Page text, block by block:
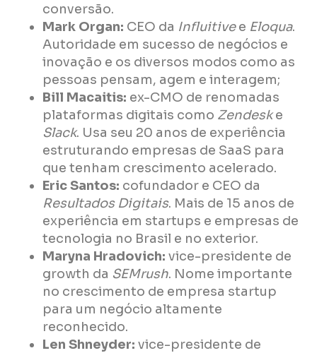
conversão.
Mark Organ: CEO da Influitivee Eloqua.
Autoridade em sucesso de negócios e
inovação e os diversos modos como as
pessoas pensam, agem e interagem;
Bill Macaitis: ex-CMO de renomadas
plataformas digitais como Zendeske
Slack. Usa seu 20 anos de experiência
estruturando empresas de SaaS para
que tenham crescimento acelerado.
Eric Santos: cofundador e CEO da
Resultados Digitais. Mais de 15 anos de
experiência em startups e empresas de
tecnologia no Brasil e no exterior.
Maryna Hradovich: vice-presidente de
growth da SEMrush. Nome importante
no crescimento de empresa startup
para um negócio altamente
reconhecido.
Len Shneyder: vice-presidente de